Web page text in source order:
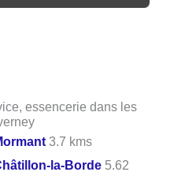
essencerie dans les
3.7 kms
la-Borde 5.62